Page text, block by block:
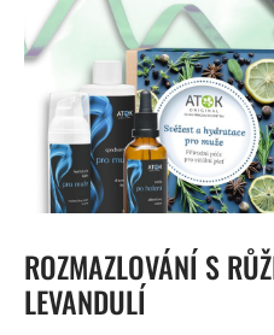
ROZMAZLOVÁNÍ S
LEVANDULÍ